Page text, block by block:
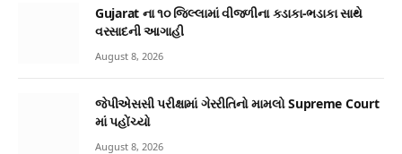
Gujarat ના ૧૦ જિલ્લામાં વીજળીના કડાકા-ભડાકા સાથે
વરસાદની આગાહી
August 8, 2026
જેપીએસસી પરીક્ષામાં ગેરરીતિનો મામલો Supreme Court
માં પહોંચ્યો
August 8, 2026